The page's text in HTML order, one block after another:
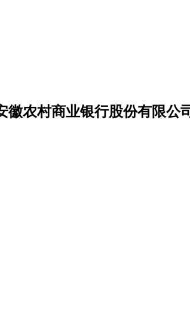
徽农村商业银行股份有限公